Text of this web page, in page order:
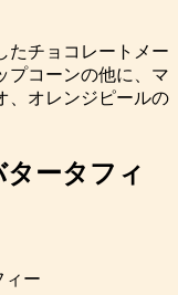
たチョコレートメー
プコーンの他に、マ
、オレンジピールの
ータフィ
ィー